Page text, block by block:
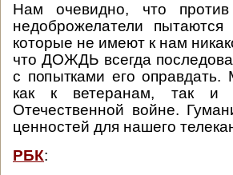
Нам очевидно, что
недоброжелатели
которые не имеют к нам
что ДОЖДЬ всегда
с попытками его
как к ветеранам, так и
Отечественной войне.
ценностей для нашего
РБК: